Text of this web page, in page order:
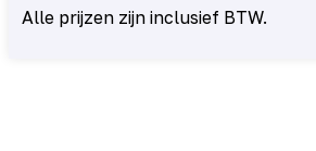
Alle prijzen zijn inclusief BTW.